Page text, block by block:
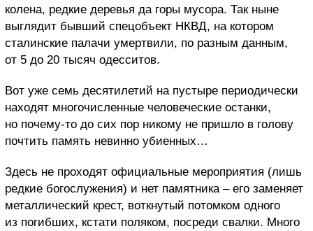
колена, редкие деревья да горы мусора. Так ныне
выглядит бывший спецобъект НКВД, на котором
сталинские палачи умертвили, по разным данным,
от 5 до 20 тысяч одесситов.
Вот уже семь десятилетий на пустыре периодически
находят многочисленные человеческие останки,
но почему-то до сих пор никому не пришло в голову
почтить память невинно убиенных…
Здесь не проходят официальные мероприятия (лишь
редкие богослужения) и нет памятника – его заменяет
металлический крест, воткнутый потомком одного
из погибших, кстати поляком, посреди свалки. Много